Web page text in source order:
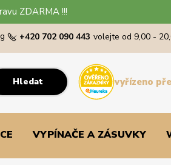
ZDARMA !!!
Hledat
+420 702 090 443 volejte od 9,00 -
vyřízeno
VYPÍNAČE A ZÁSUVKY